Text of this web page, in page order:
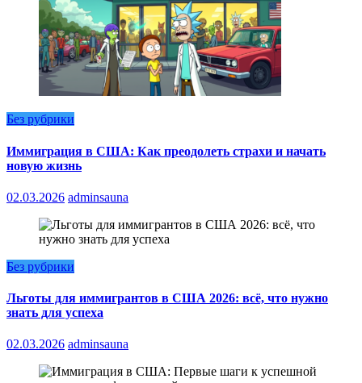
Без рубрики
Иммиграция в США: Как преодолеть страхи и начать
новую жизнь
02.03.2026 adminsauna
Без рубрики
Льготы для иммигрантов в США 2026: всё, что нужно
знать для успеха
02.03.2026 adminsauna